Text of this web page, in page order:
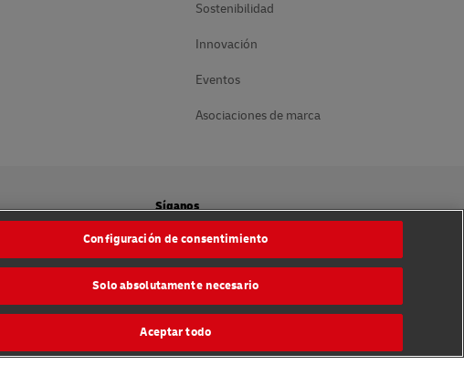
Sostenibilidad
Innovación
Eventos
Asociaciones de marca
Síganos
Configuración de consentimiento
Solo absolutamente necesario
Aceptar todo